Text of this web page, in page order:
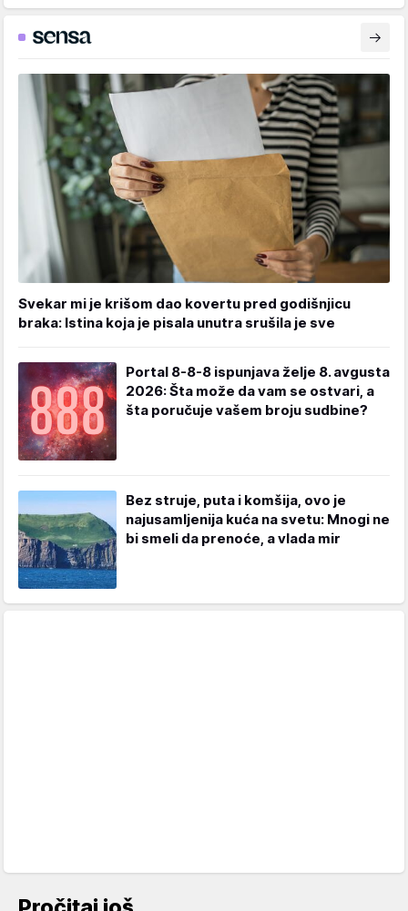
Svekar mi je krišom dao kovertu pred godišnjicu
braka: Istina koja je pisala unutra srušila je sve
Portal 8-8-8 ispunjava želje 8. avgusta
2026: Šta može da vam se ostvari, a
šta poručuje vašem broju sudbine?
Bez struje, puta i komšija, ovo je
najusamljenija kuća na svetu: Mnogi ne
bi smeli da prenoće, a vlada mir